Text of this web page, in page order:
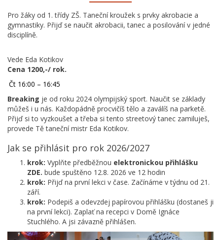
Pro žáky od 1. třídy ZŠ. Taneční kroužek s prvky akrobacie a
gymnastiky. Přijď se naučit akrobacii, tanec a posilování v jedné
disciplíně.
Vede Eda Kotikov
Cena 1200,-/ rok.
Čt 16:00 – 16:45
Breaking je od roku 2024 olympijský sport. Naučit se základy
můžeš i u nás. Každopádně procvičíš tělo a zaválíš na parketě.
Přijď si to vyzkoušet a třeba si tento streetový tanec zamiluješ,
provede Tě taneční mistr Eda Kotikov.
Jak se přihlásit pro rok 2026/2027
krok: Vyplňte předběžnou elektronickou přihlášku
ZDE. bude spuštěno 12.8. 2026 ve 12 hodin
krok: Přijď na první lekci v čase. Začínáme v týdnu od 21.
září.
krok: Podepiš a odevzdej papírovou přihlášku (dostaneš ji
na první lekci). Zaplať na recepci v Domě Ignáce
Stuchlého. A jsi závazně přihlášen.